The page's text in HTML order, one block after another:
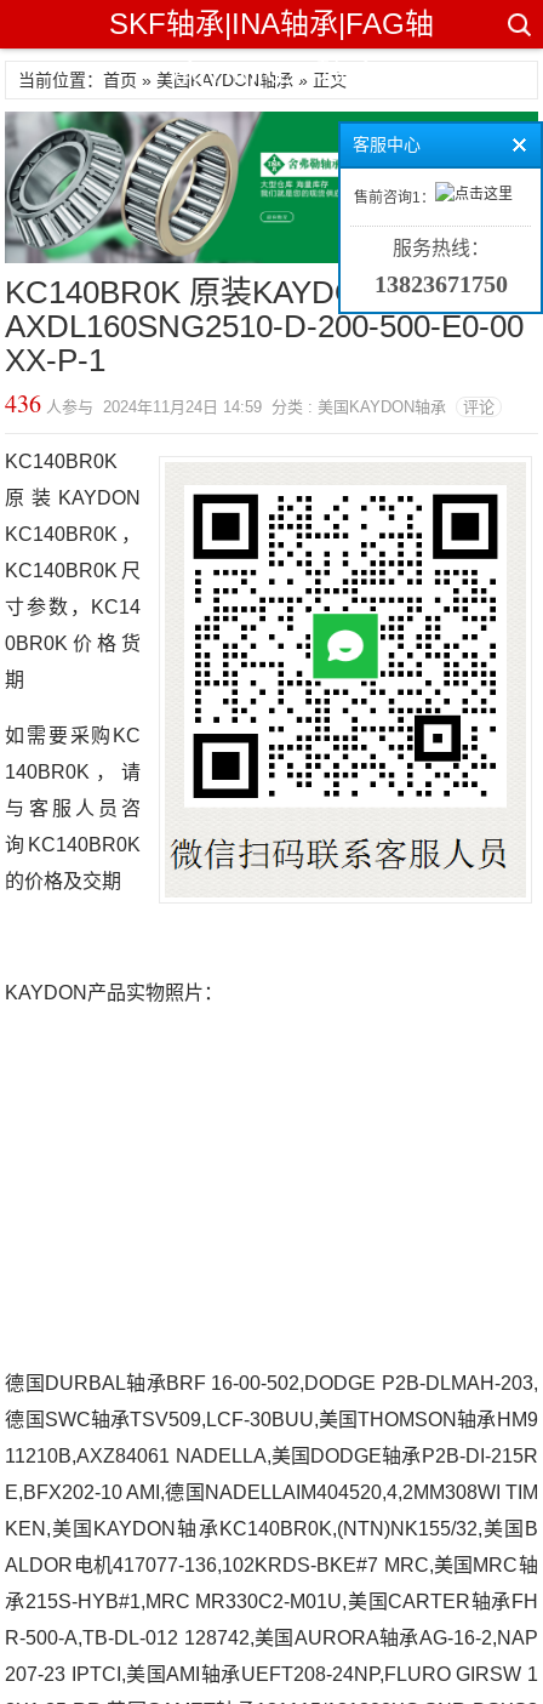
SKF轴承|INA轴承|FAG轴
承|TIMKEN轴承
当前位置：首页 »美国KAYDON轴承 » 正文
KC140BR0K 原装KAYDON轴承 SNR
AXDL160SNG2510-D-200-500-E0-00
XX-P-1
436 人参与 2024年11月24日 14:59 分类 : 美国KAYDON轴承 评论
KC140BR0K
原装KAYDON
KC140BR0K，
KC140BR0K尺
寸参数，KC14
0BR0K价格货
期
如需要采购KC
140BR0K，请
与客服人员咨
询KC140BR0K
的价格及交期
KAYDON产品实物照片：
德国DURBAL轴承BRF 16-00-502,DODGE P2B-DLMAH-203,
德国SWC轴承TSV509,LCF-30BUU,美国THOMSON轴承HM9
11210B,AXZ84061 NADELLA,美国DODGE轴承P2B-DI-215R
E,BFX202-10 AMI,德国NADELLAIM404520,4,2MM308WI TIM
KEN,美国KAYDON轴承KC140BR0K,(NTN)NK155/32,美国B
ALDOR电机417077-136,102KRDS-BKE#7 MRC,美国MRC轴
承215S-HYB#1,MRC MR330C2-M01U,美国CARTER轴承FH
R-500-A,TB-DL-012 128742,美国AURORA轴承AG-16-2,NAP
207-23 IPTCI,美国AMI轴承UEFT208-24NP,FLURO GIRSW 1
客服中心
售前咨询1：
服务热线：
13823671750